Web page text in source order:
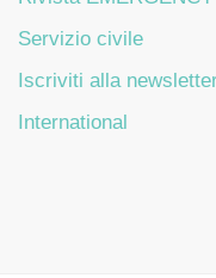
Servizio civile
Iscriviti alla
International